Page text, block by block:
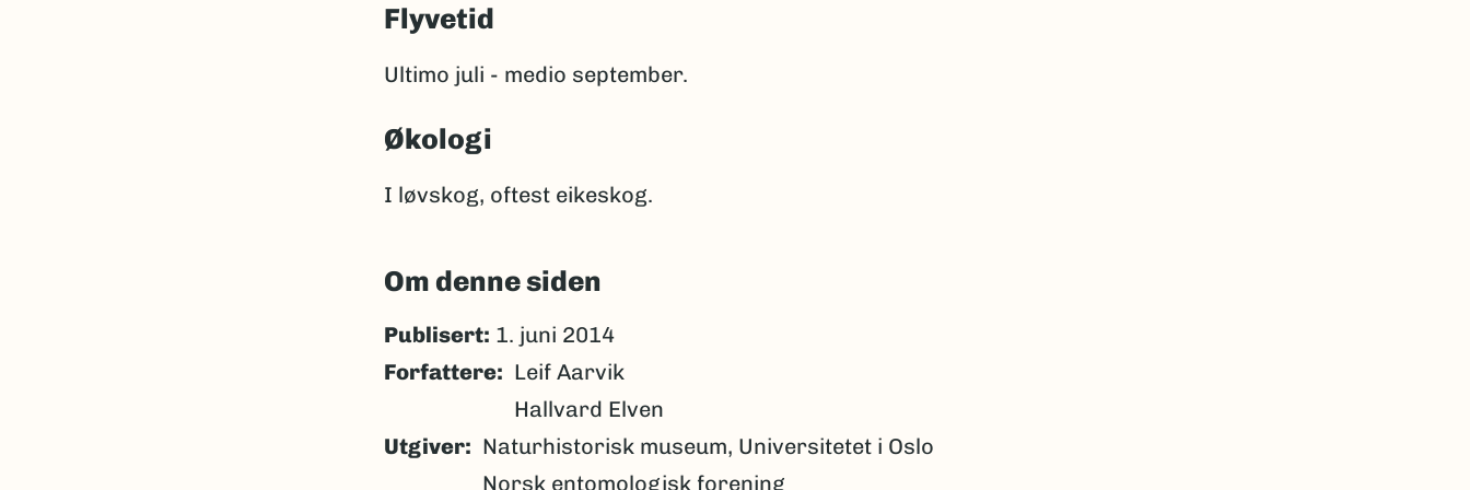
Flyvetid
Ultimo juli - medio september.
Økologi
I løvskog, oftest eikeskog.
Om denne siden
Publisert: 1. juni 2014
Forfattere
Leif Aarvik
Hallvard Elven
Utgiver
Naturhistorisk museum, Universitetet i Oslo
Norsk entomologisk forening